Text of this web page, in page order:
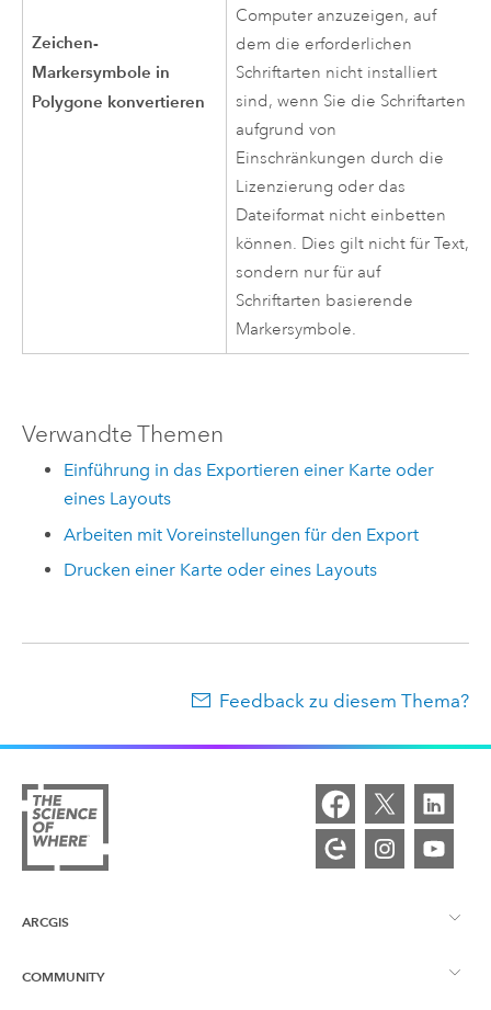
Zeichen-
Markersymbole in
Polygone konvertieren
Computer anzuzeigen, auf
dem die erforderlichen
Schriftarten nicht installiert
sind, wenn Sie die Schriftarten
aufgrund von
Einschränkungen durch die
Lizenzierung oder das
Dateiformat nicht einbetten
können. Dies gilt nicht für Text,
sondern nur für auf
Schriftarten basierende
Markersymbole.
Verwandte Themen
Einführung in das Exportieren einer Karte oder
eines Layouts
Arbeiten mit Voreinstellungen für den Export
Drucken einer Karte oder eines Layouts
Feedback zu diesem Thema?
ARCGIS
ArcGIS – Überblick
COMMUNITY